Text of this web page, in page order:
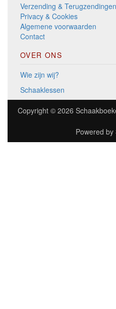
Verzending &
Privacy & Cookies
Algemene voorwaarden
Contact
OVER ONS
Wie zijn wij?
Schaaklessen
Copyright © 2026
Powered by